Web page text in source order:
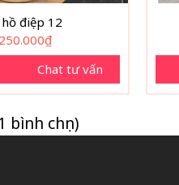
hồ điệp 12
₫
Chat tư vấn
bình chọn)